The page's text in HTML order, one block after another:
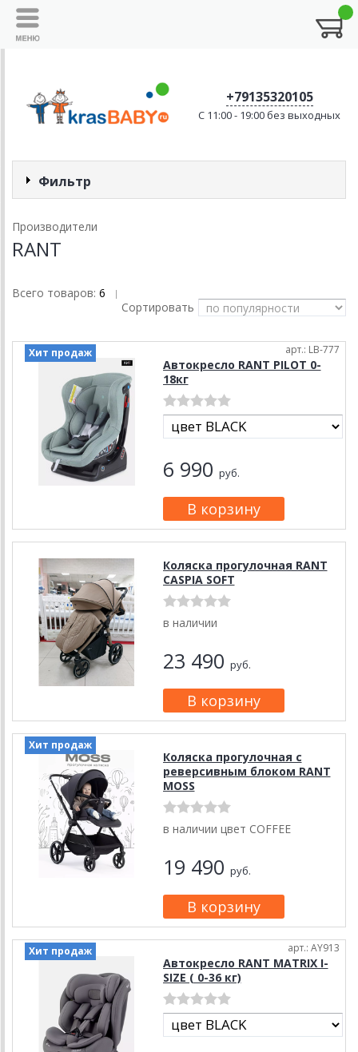
+79135320105
C 11:00 - 19:00 без выходных
Фильтр
Производители
RANT
Всего товаров: 6 |
Сортировать
Хит продаж арт.: LB-777
Автокресло RANT PILOT 0-
18кг
6 990 руб.
Коляска прогулочная RANT
CASPIA SOFT
в наличии
23 490 руб.
Хит продаж
Коляска прогулочная с
реверсивным блоком RANT
MOSS
в наличии цвет COFFEE
19 490 руб.
Хит продаж арт.: AY913
Автокресло RANT MATRIX I-
SIZE ( 0-36 кг)